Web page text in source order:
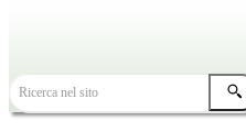
Ricerca nel sito